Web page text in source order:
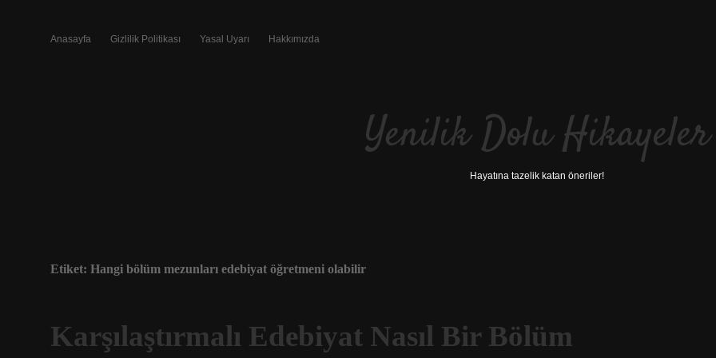
Anasayfa Gizlilik Politikası Yasal Uyarı Hakkımızda
Yenilik Dolu Hikayeler
Hayatına tazelik katan öneriler!
Etiket: Hangi bölüm mezunları edebiyat öğretmeni olabilir
Karşılaştırmalı Edebiyat Nasıl Bir Bölüm